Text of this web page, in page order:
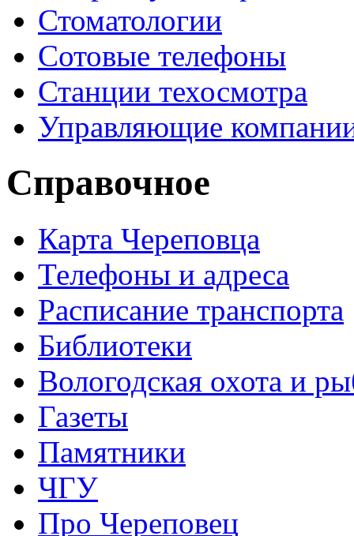
Стоматологии
Сотовые телефоны
Станции техосмотра
Управляющие
Справочное
Карта Череповца
Телефоны и адреса
Расписание транспорта
Библиотеки
Вологодская охота и
Газеты
Памятники
ЧГУ
Про Череповец